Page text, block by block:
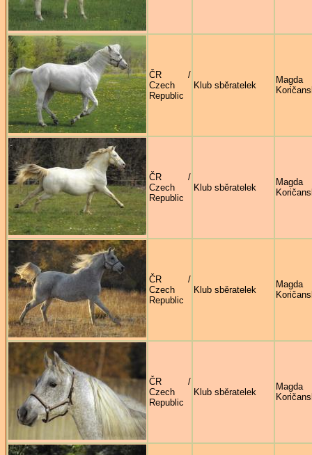
ČR /
Czech
Republic
Klub sběratelek
Magda
ČR /
Czech
Republic
Klub sběratelek
Magda
ČR /
Czech
Republic
Klub sběratelek
Magda
ČR /
Czech
Republic
Klub sběratelek
Magda